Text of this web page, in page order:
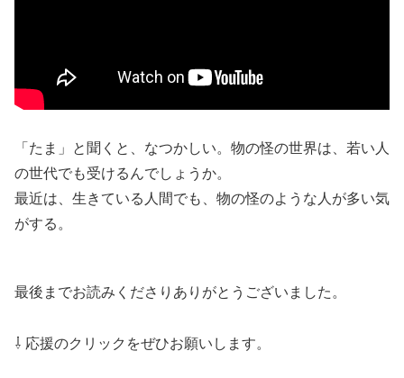
「たま」と聞くと、なつかしい。物の怪の世界は、若い人
の世代でも受けるんでしょうか。
最近は、生きている人間でも、物の怪のような人が多い気
がする。
最後までお読みくださりありがとうございました。
⇩ 応援のクリックをぜひお願いします。